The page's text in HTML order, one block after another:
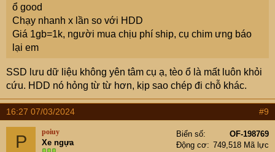
ổ good
Chạy nhanh x lần so với HDD
Giá 1gb=1k, người mua chịu phí ship, cụ chim ưng báo
lại em
SSD lưu dữ liệu không yên tâm cụ ạ, tèo ổ là mất luôn khỏi
cứu. HDD nó hỏng từ từ hơn, kịp sao chép đi chỗ khác.
16:27 07/03/2024 #9
P poiuy
Xe ngựa
Biển số
OF-198769
Động cơ
749,518 Mã lực